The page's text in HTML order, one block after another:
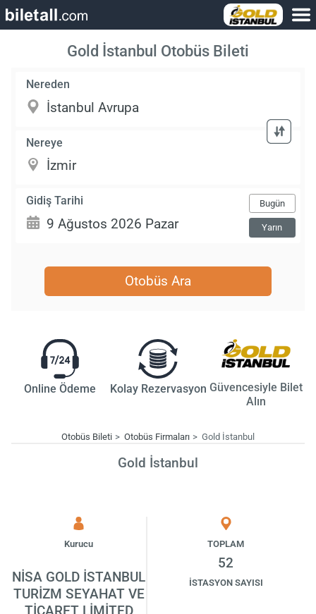
Gold İstanbul Otobüs Bileti
Nereden
Nereye
Gidiş Tarihi Bugün
Yarın
Otobüs Ara
Online Ödeme Kolay Rezervasyon Güvencesiyle Bilet
Alın
Otobüs Bileti Otobüs Firmaları Gold İstanbul
Gold İstanbul
Kurucu
NİSA GOLD İSTANBUL
TURİZM SEYAHAT VE
TOPLAM
52
İSTASYON SAYISI